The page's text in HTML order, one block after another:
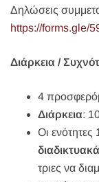
Δηλώσεις
https://forms.gle/
Διάρκεια /
4
Διάρκεια:
Οι
διαδικτυακά
τριες να